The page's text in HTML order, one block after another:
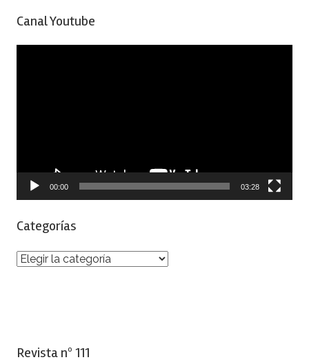
Canal Youtube
00:00 03:28
Categorías
Categorías
Revista nº 111